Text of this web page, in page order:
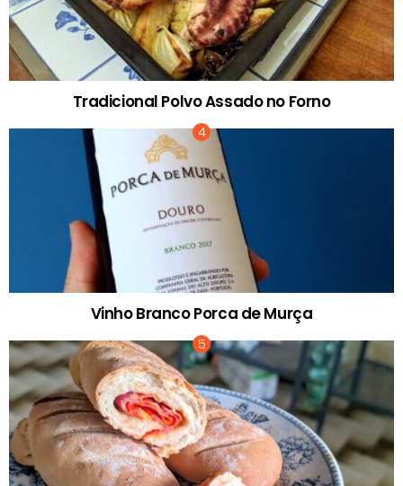
Tradicional Polvo Assado no Forno
Vinho Branco Porca de Murça